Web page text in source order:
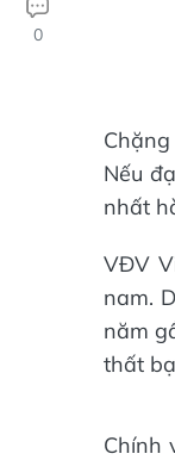
0
Nếu
nhất
VĐV
nam.
năm
thất
Chính